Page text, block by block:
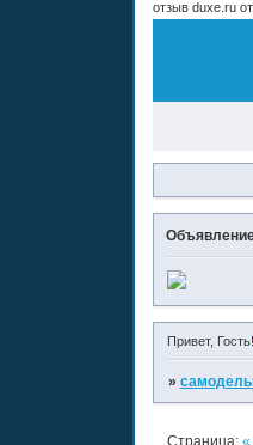
отзыв duxe.ru
Привет, Гость!
»